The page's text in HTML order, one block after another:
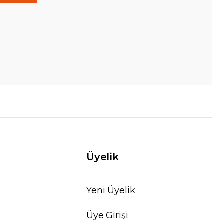
Üyelik
Yeni Üyelik
Üye Girişi